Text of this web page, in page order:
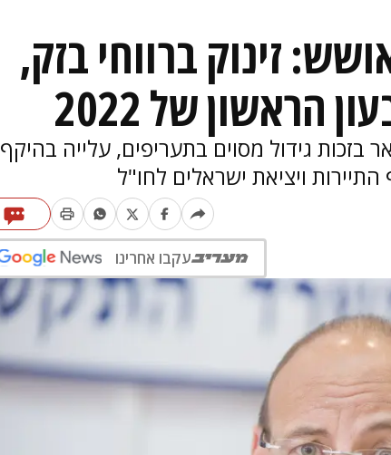
זינוק ברווחי בזק,
הראשון של 2022
גידול מסוים בתעריפים, עלייה בהיקף
ויציאת ישראלים לחו"ל
עקבו אחרינו